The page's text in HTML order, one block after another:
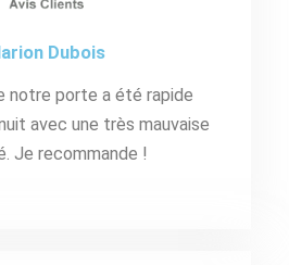
Dubois
notre porte a été rapide
avec une très mauvaise
Je recommande !